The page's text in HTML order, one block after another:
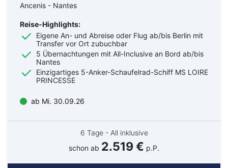
Ancenis - Nantes
Reise-Highlights:
Eigene An- und Abreise oder Flug ab/bis Berlin mit
Transfer vor Ort zubuchbar
5 Übernachtungen mit All-Inclusive an Bord ab/bis
Nantes
Einzigartiges 5-Anker-Schaufelrad-Schiff MS LOIRE
PRINCESSE
ab Mi. 30.09.26
6 Tage - All inklusive
schon ab 2.519 € p.P.